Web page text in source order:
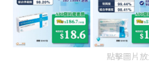
點擊圖片